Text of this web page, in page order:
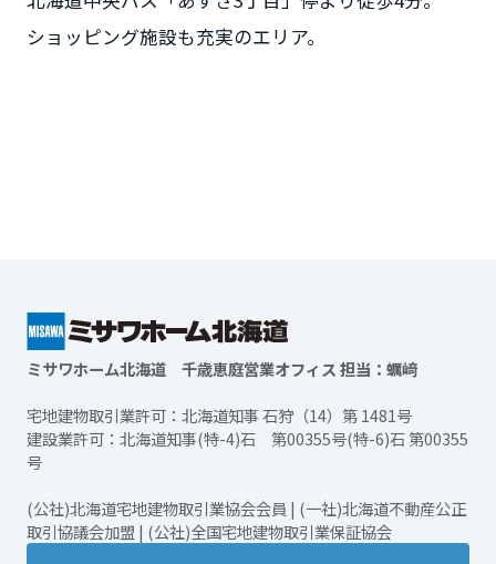
ショッピング施設も充実のエリア。
ミサワホーム北海道 千歳恵庭営業オフィス 担当：蠣﨑
宅地建物取引業許可：北海道知事 石狩（14）第 1481号
建設業許可：北海道知事(特-4)石 第00355号(特-6)石 第00355
号
(公社)北海道宅地建物取引業協会会員 | (一社)北海道不動産公正
取引協議会加盟 | (公社)全国宅地建物取引業保証協会